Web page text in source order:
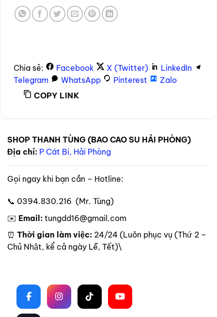
Chia sẻ: Facebook X (Twitter)
LinkedIn
Telegram
WhatsApp Pinterest
Zalo
COPY LINK
SHOP THANH TÙNG (BAO CAO SU HẢI PHÒNG)
Địa chỉ: P Cát Bi, Hải Phòng
Gọi ngay khi bạn cần – Hotline:
📞 0394.830.216 (Mr. Tùng)
✉️ Email: tungdd16@gmail.com
⏰ Thời gian làm việc: 24/24 (Luôn phục vụ (Thứ 2 –
Chủ Nhật, kể cả ngày Lễ, Tết)\